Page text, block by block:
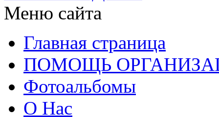
Меню сайта
Главная страница
ПОМОЩЬ
Фотоальбомы
О Нас